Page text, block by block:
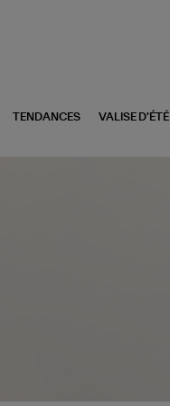
TENDANCES VALISE D'ÉTÉ